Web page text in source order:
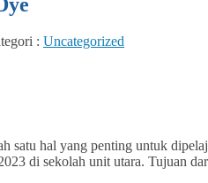
: Uncategorized
satu hal yang penting untuk
di sekolah unit utara. Tujuan